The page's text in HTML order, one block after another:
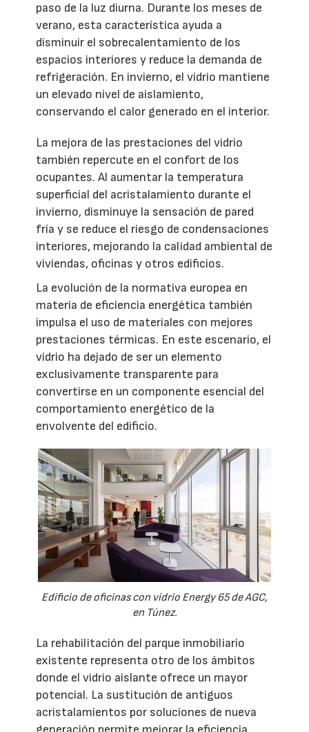
paso de la luz diurna. Durante los meses de
verano, esta característica ayuda a
disminuir el sobrecalentamiento de los
espacios interiores y reduce la demanda de
refrigeración. En invierno, el vidrio mantiene
un elevado nivel de aislamiento,
conservando el calor generado en el interior.
La mejora de las prestaciones del vidrio
también repercute en el confort de los
ocupantes. Al aumentar la temperatura
superficial del acristalamiento durante el
invierno, disminuye la sensación de pared
fría y se reduce el riesgo de condensaciones
interiores, mejorando la calidad ambiental de
viviendas, oficinas y otros edificios.
La evolución de la normativa europea en
materia de eficiencia energética también
impulsa el uso de materiales con mejores
prestaciones térmicas. En este escenario, el
vidrio ha dejado de ser un elemento
exclusivamente transparente para
convertirse en un componente esencial del
comportamiento energético de la
envolvente del edificio.
Edificio de oficinas con vidrio Energy 65 de AGC,
en Túnez.
La rehabilitación del parque inmobiliario
existente representa otro de los ámbitos
donde el vidrio aislante ofrece un mayor
potencial. La sustitución de antiguos
acristalamientos por soluciones de nueva